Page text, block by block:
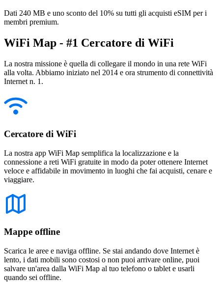
Dati 240 MB e uno sconto del 10% su tutti gli acquisti eSIM per i
membri premium.
WiFi Map - #1 Cercatore di WiFi
La nostra missione è quella di collegare il mondo in una rete WiFi
alla volta. Abbiamo iniziato nel 2014 e ora strumento di connettività
Internet n. 1.
Cercatore di WiFi
La nostra app WiFi Map semplifica la localizzazione e la
connessione a reti WiFi gratuite in modo da poter ottenere Internet
veloce e affidabile in movimento in luoghi che fai acquisti, cenare e
viaggiare.
Mappe offline
Scarica le aree e naviga offline. Se stai andando dove Internet è
lento, i dati mobili sono costosi o non puoi arrivare online, puoi
salvare un'area dalla WiFi Map al tuo telefono o tablet e usarli
quando sei offline.